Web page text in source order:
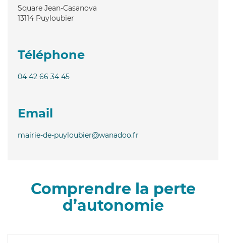
Square Jean-Casanova
13114 Puyloubier
Téléphone
04 42 66 34 45
Email
mairie-de-puyloubier@wanadoo.fr
Comprendre la perte
d’autonomie